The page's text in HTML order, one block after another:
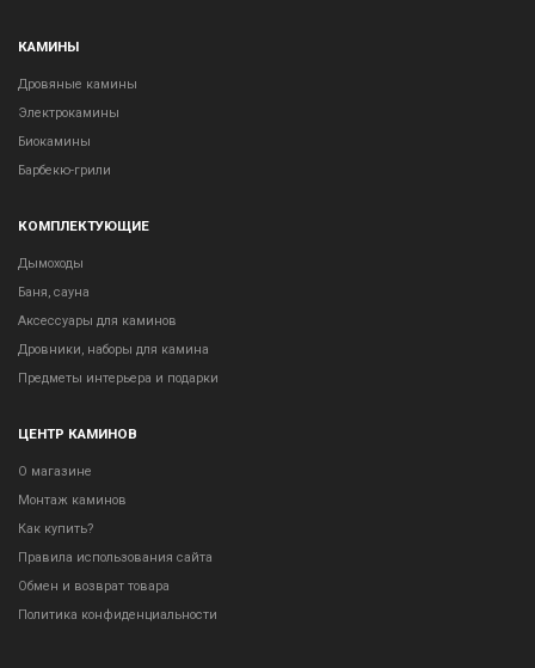
КАМИНЫ
Дровяные камины
Электрокамины
Биокамины
Барбекю-грили
КОМПЛЕКТУЮЩИЕ
Дымоходы
Баня, сауна
Аксессуары для каминов
Дровники, наборы для камина
Предметы интерьера и подарки
ЦЕНТР КАМИНОВ
О магазине
Монтаж каминов
Как купить?
Правила использования сайта
Обмен и возврат товара
Политика конфиденциальности